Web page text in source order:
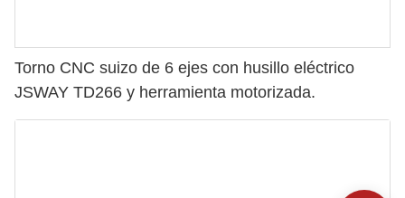
Torno CNC suizo de 6 ejes con husillo eléctrico
JSWAY TD266 y herramienta motorizada.